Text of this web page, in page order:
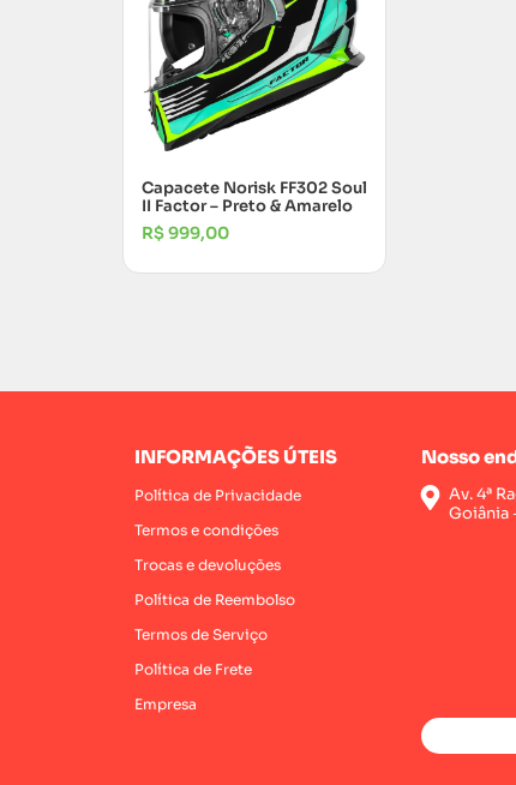
Capacete Norisk FF302 Soul
II Factor – Preto & Amarelo
R$999,00
INFORMAÇÕES ÚTEIS
Política de Privacidade
Termos e condições
Trocas e devoluções
Política de Reembolso
Termos de Serviço
Política de Frete
Empresa
Nosso
Av. 4ª
Goiânia